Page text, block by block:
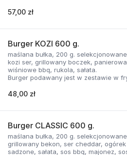
57,00 zł
Burger KOZI 600 g.
maślana bułka, 200 g.
kozi ser, grillowany boczek,
wiśniowe bbq, rukola, sałata.
Burger podawany jest w zestawie w
48,00 zł
Burger CLASSIC 600 g.
maślana bułka, 200 g.
grillowany bekon, ser cheddar,
sadzone, sałata, sos bbq, majonez,